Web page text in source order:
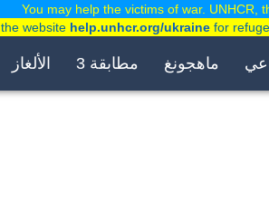
الألغاز مطابقة 3 ماهجونغ
You may help the victims of war. UNHCR,
the website help.unhcr.org/ukrainefor